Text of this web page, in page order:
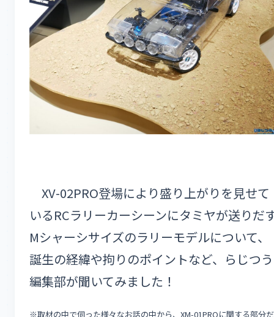
XV-02PRO登場により盛り上がりを見せて
いるRCラリーカーシーンにタミヤが送りだ
Mシャーシサイズのラリーモデルについて、
誕生の経緯や拘りのポイントなど、らじつう
編集部が聞いてみました！
※取材の中で伺った様々なお話の中から、XM-01PROに関する部分だ